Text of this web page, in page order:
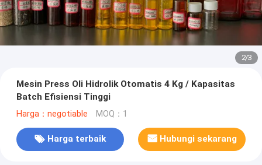
2/3
Mesin Press Oli Hidrolik Otomatis 4 Kg / Kapasitas
Batch Efisiensi Tinggi
Harga：negotiable MOQ：1
Harga terbaik Hubungi sekarang